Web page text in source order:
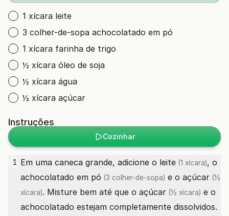
1 xícara leite
3 colher-de-sopa achocolatado em pó
1 xícara farinha de trigo
½ xícara óleo de soja
½ xícara água
½ xícara açúcar
Instruções
Cozinhar
1 Em uma caneca grande, adicione o leite (1 xícara), o
achocolatado em pó (3 colher-de-sopa) e o açúcar (½
xícara). Misture bem até que o açúcar (½ xícara) e o
achocolatado estejam completamente dissolvidos.